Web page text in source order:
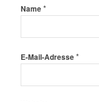
Name*
E-Mail-Adresse*